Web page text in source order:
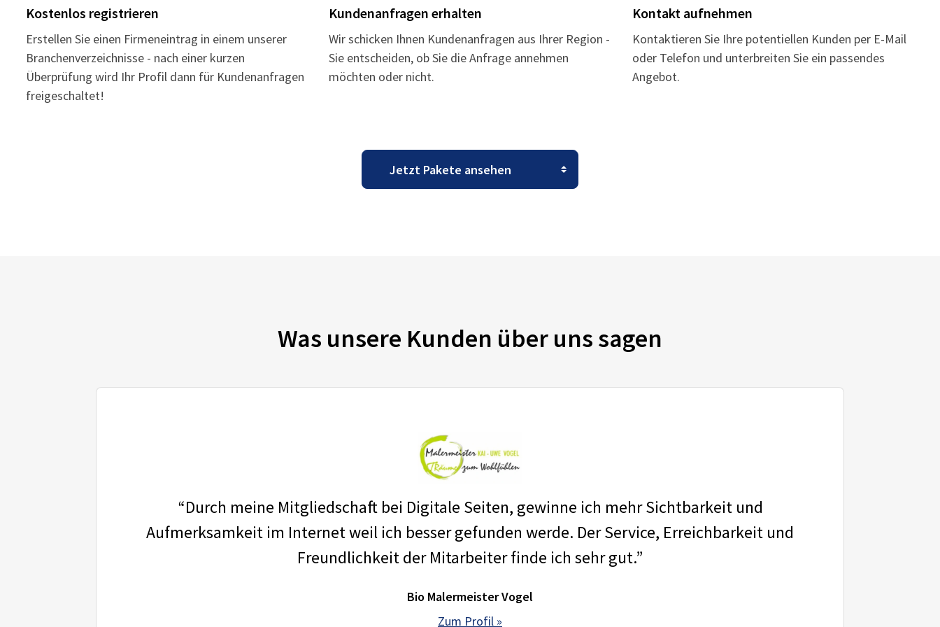
Kostenlos registrieren
Erstellen Sie einen Firmeneintrag in einem unserer
Branchenverzeichnisse - nach einer kurzen
Überprüfung wird Ihr Profil dann für Kundenanfragen
freigeschaltet!
Kundenanfragen erhalten
Wir schicken Ihnen Kundenanfragen aus Ihrer Region -
Sie entscheiden, ob Sie die Anfrage annehmen
möchten oder nicht.
Kontakt aufnehmen
Kontaktieren Sie Ihre potentiellen Kunden per E-Mail
oder Telefon und unterbreiten Sie ein passendes
Angebot.
Was unsere Kunden über uns sagen
“Durch meine Mitgliedschaft bei Digitale Seiten, gewinne ich mehr Sichtbarkeit und
Aufmerksamkeit im Internet weil ich besser gefunden werde. Der Service, Erreichbarkeit und
Freundlichkeit der Mitarbeiter finde ich sehr gut.”
Bio Malermeister Vogel
Zum Profil »